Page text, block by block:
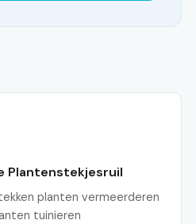
Plantenstekjesruil
planten vermeerderen
tuinieren